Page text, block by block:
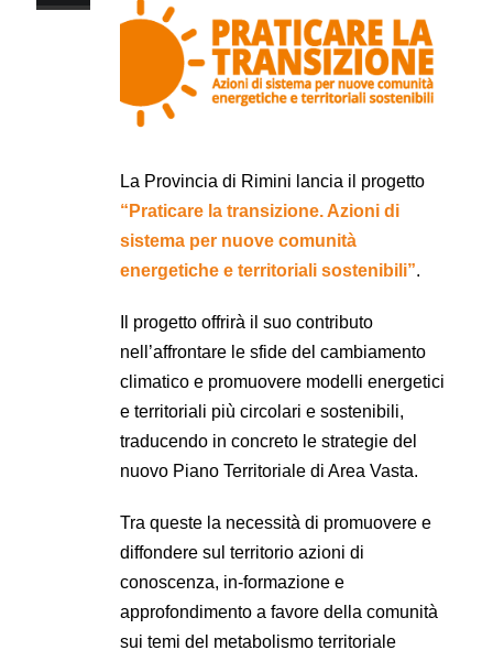
La Provincia di Rimini lancia il progetto
“Praticare la transizione. Azioni di
sistema per nuove comunità
energetiche e territoriali sostenibili”.
Il progetto offrirà il suo contributo
nell’affrontare le sfide del cambiamento
climatico e promuovere modelli energetici
e territoriali più circolari e sostenibili,
traducendo in concreto le strategie del
nuovo Piano Territoriale di Area Vasta.
Tra queste la necessità di promuovere e
diffondere sul territorio azioni di
conoscenza, in-formazione e
approfondimento a favore della comunità
sui temi del metabolismo territoriale